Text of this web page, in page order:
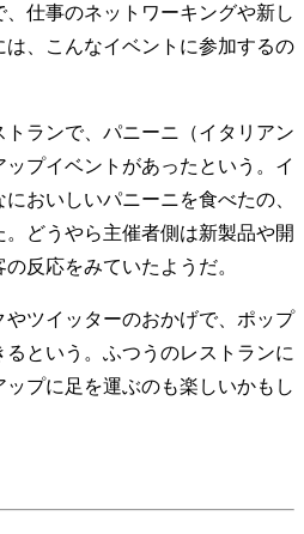
仕事のネットワーキングや新し
、こんなイベントに参加するの
ランで、パニーニ（イタリアン
プイベントがあったという。イ
おいしいパニーニを食べたの、
どうやら主催者側は新製品や開
反応をみていたようだ。
ツイッターのおかげで、ポップ
という。ふつうのレストランに
プに足を運ぶのも楽しいかもし